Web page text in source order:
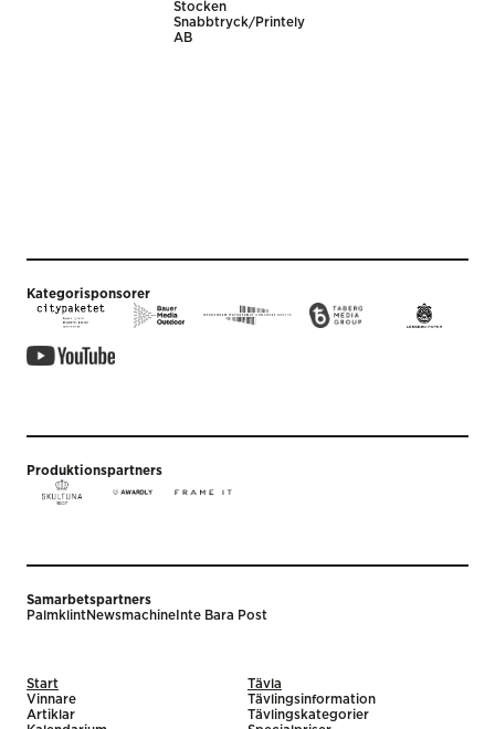
Stocken
Snabbtryck/Printely
AB
Kategorisponsorer
Produktionspartners
Samarbetspartners
PalmklintNewsmachine Inte Bara Post
Start
Vinnare
Artiklar
Tävla
Tävlingsinformation
Tävlingskategorier